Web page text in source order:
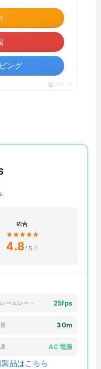
ング
ポチップ
総合
★★★★★
4.8/ 5.0
ームレート 25fps
30m
AC電源
品はこちら